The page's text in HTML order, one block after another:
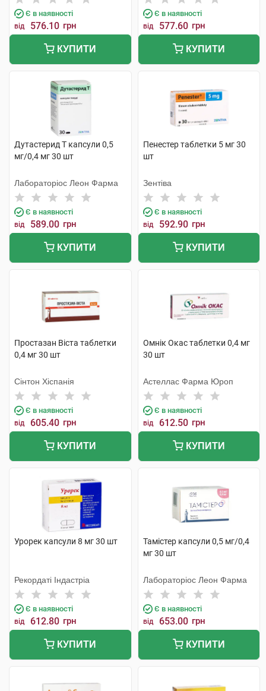
Є в наявності
від 576.10 грн
КУПИТИ
Є в наявності
від 577.60 грн
КУПИТИ
Дутастерид Т капсули 0,5
мг/0,4 мг 30 шт
Лабораторіос Леон Фарма
Є в наявності
від 589.00 грн
КУПИТИ
Пенестер таблетки 5 мг 30
шт
Зентіва
Є в наявності
від 592.90 грн
КУПИТИ
Простазан Віста таблетки
0,4 мг 30 шт
Сінтон Хіспанія
Є в наявності
від 605.40 грн
КУПИТИ
Омнік Окас таблетки 0,4 мг
30 шт
Астеллас Фарма Юроп
Є в наявності
від 612.50 грн
КУПИТИ
Урорек капсули 8 мг 30 шт
Рекордаті Індастріа
Є в наявності
від 612.80 грн
КУПИТИ
Тамістер капсули 0,5 мг/0,4
мг 30 шт
Лабораторіос Леон Фарма
Є в наявності
від 653.00 грн
КУПИТИ